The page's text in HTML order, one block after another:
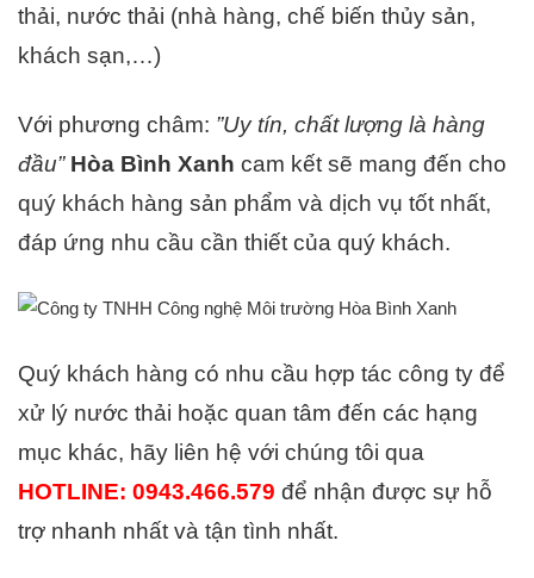
thải, nước thải (nhà hàng, chế biến thủy sản,
khách sạn,…)
Với phương châm: ”Uy tín, chất lượng là hàng
đầu” Hòa Bình Xanh cam kết sẽ mang đến cho
quý khách hàng sản phẩm và dịch vụ tốt nhất,
đáp ứng nhu cầu cần thiết của quý khách.
Quý khách hàng có nhu cầu hợp tác công ty để
xử lý nước thải hoặc quan tâm đến các hạng
mục khác, hãy liên hệ với chúng tôi qua
HOTLINE: 0943.466.579 để nhận được sự hỗ
trợ nhanh nhất và tận tình nhất.